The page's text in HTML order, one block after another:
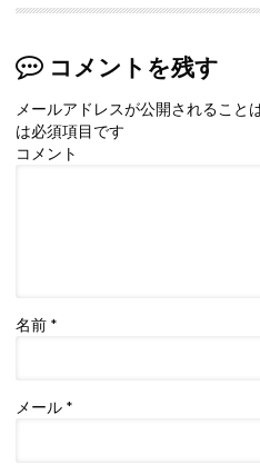
コメントを残す
メールアドレスが公開されること
は必須項目です
コメント
名前 *
メール *